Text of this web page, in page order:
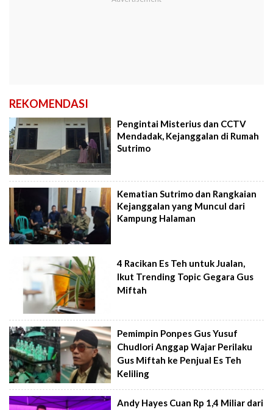
REKOMENDASI
Pengintai Misterius dan CCTV
Mendadak, Kejanggalan di Rumah
Sutrimo
Kematian Sutrimo dan Rangkaian
Kejanggalan yang Muncul dari
Kampung Halaman
4 Racikan Es Teh untuk Jualan,
Ikut Trending Topic Gegara Gus
Miftah
Pemimpin Ponpes Gus Yusuf
Chudlori Anggap Wajar Perilaku
Gus Miftah ke Penjual Es Teh
Keliling
Andy Hayes Cuan Rp 1,4 Miliar dari